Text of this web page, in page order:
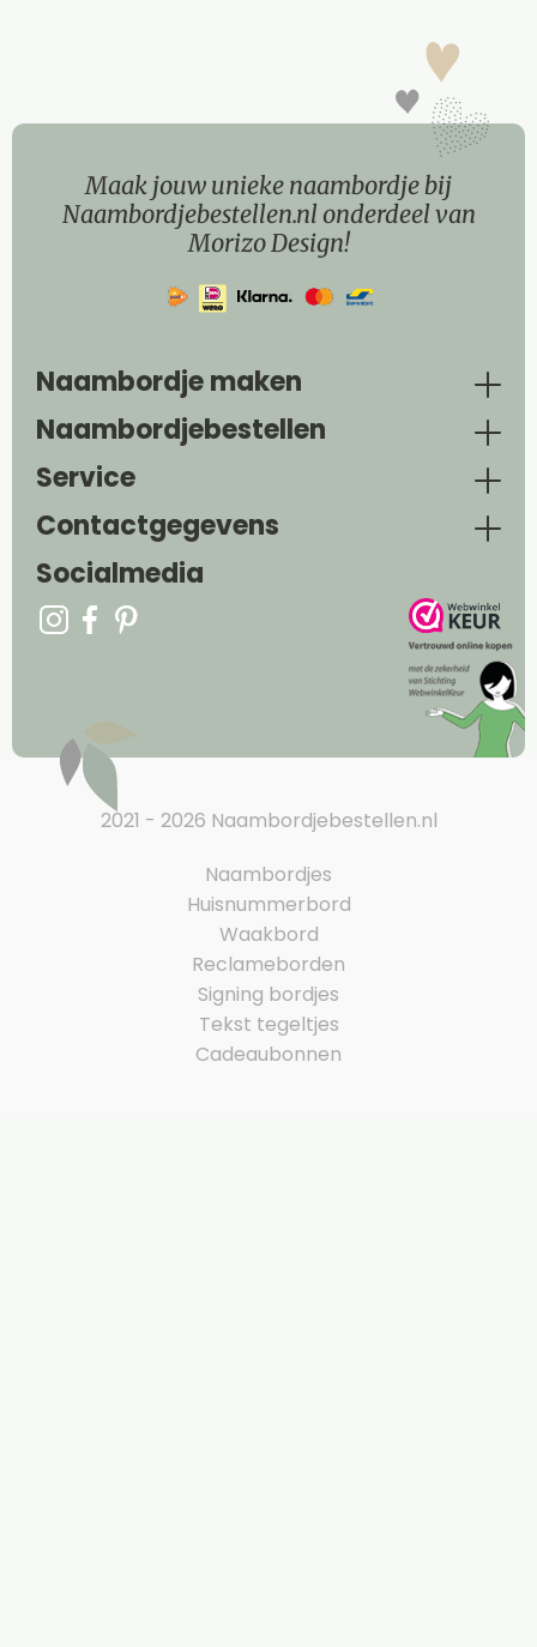
Maak jouw unieke naambordje bij
Naambordjebestellen.nl onderdeel van
Morizo Design!
Naambordje maken
Naambordjebestellen
Service
Contactgegevens
Socialmedia
2021 - 2026 Naambordjebestellen.nl
Naambordjes
Huisnummerbord
Waakbord
Reclameborden
Signing bordjes
Tekst tegeltjes
Cadeaubonnen